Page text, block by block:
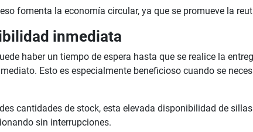
fomenta la economía circular, ya que se promueve la
inmediata
haber un tiempo de espera hasta que se realice la
Esto es especialmente beneficioso cuando se
cantidades de stock, esta elevada disponibilidad de
sin interrupciones.